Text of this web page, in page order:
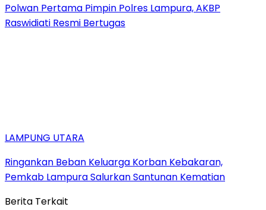
Polwan Pertama Pimpin Polres Lampura, AKBP
Raswidiati Resmi Bertugas
LAMPUNG UTARA
Ringankan Beban Keluarga Korban Kebakaran,
Pemkab Lampura Salurkan Santunan Kematian
Berita Terkait